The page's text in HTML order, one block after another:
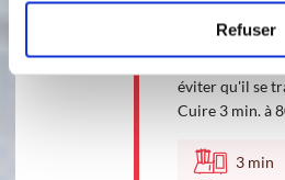
Refuser
Sauceline.
après avoir
éviter qu'il se
Cuire 3 min. à
3 min